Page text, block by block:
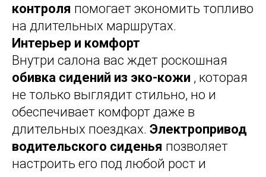
контроля помогает экономить топливо
на длительных маршрутах.
Интерьер и комфорт
Внутри салона вас ждет роскошная
обивка сидений из эко-кожи , которая
не только выглядит стильно, но и
обеспечивает комфорт даже в
длительных поездках. Электропривод
водительского сиденья позволяет
настроить его под любой рост и